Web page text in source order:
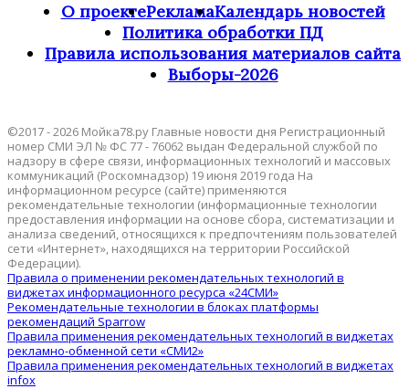
О проектеРекламаКалендарь новостей
Политика обработки ПД
Правила использования материалов сайта
Выборы-2026
©2017 - 2026 Мойка78.ру Главные новости дня Регистрационный
номер СМИ ЭЛ № ФС 77 - 76062 выдан Федеральной службой по
надзору в сфере связи, информационных технологий и массовых
коммуникаций (Роскомнадзор) 19 июня 2019 года На
информационном ресурсе (сайте) применяются
рекомендательные технологии (информационные технологии
предоставления информации на основе сбора, систематизации и
анализа сведений, относящихся к предпочтениям пользователей
сети «Интернет», находящихся на территории Российской
Федерации).
Правила о применении рекомендательных технологий в
виджетах информационного ресурса «24СМИ»
Рекомендательные технологии в блоках платформы
рекомендаций Sparrow
Правила применения рекомендательных технологий в виджетах
рекламно-обменной сети «СМИ2»
Правила применения рекомендательных технологий в виджетах
infox